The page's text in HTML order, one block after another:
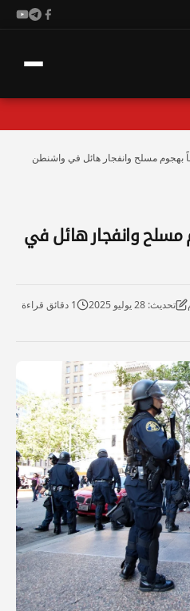
مسلح وانفجار هائل في
تحديث: 28 يوليو 2025
1 دقائق قراءة